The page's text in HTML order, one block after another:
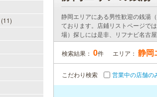
静岡エリアにある男性歓迎の銭湯
ております。店鋪リストページで
場）探しには是非、リフナビ名古屋
検索結果： 0件 エリア： 静岡
こだわり検索 営業中の店舗の